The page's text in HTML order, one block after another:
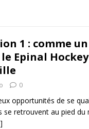
1 : comme
Epinal
0
opportunités de se
se retrouvent au pied du